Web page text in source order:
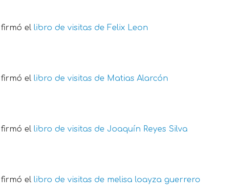
firmó el libro de visitas de Felix Leon
firmó el libro de visitas de Matias Alarcón
firmó el libro de visitas de Joaquín Reyes Silva
firmó el libro de visitas de melisa loayza guerrero